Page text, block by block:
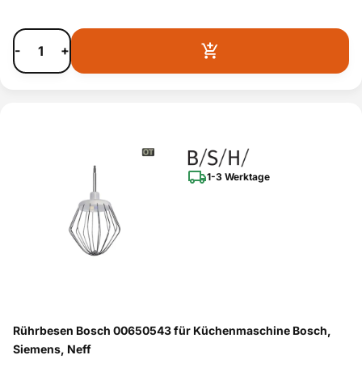
- +
1-3 Werktage
Rührbesen Bosch 00650543 für Küchenmaschine Bosch,
Siemens, Neff